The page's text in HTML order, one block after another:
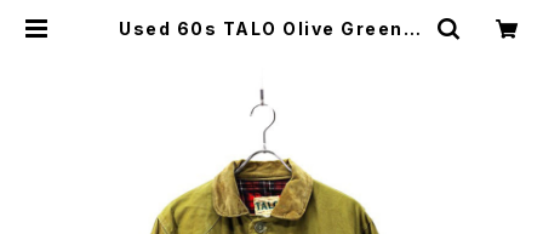
Used 60s TALO Olive Green D
age&culture store